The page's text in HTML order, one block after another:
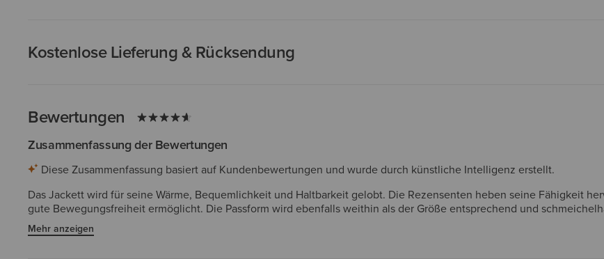
Kostenlose Lieferung & Rücksendung
Bewertungen
Zusammenfassung der Bewertungen
Diese Zusammenfassung basiert auf Kundenbewertungen und wurde durch künstliche Intelligenz erstellt.
Das Jackett wird für seine Wärme, Bequemlichkeit und Haltbarkeit gelobt. Die Rezensenten heben seine Fähigkeit
gute Bewegungsfreiheit ermöglicht. Die Passform wird ebenfalls weithin als der Größe entsprechend und
zum Layering als auch für den Büro- und Freizeitbereich geeignet. Sie ist wasserabweisend und kann rauen Outdoor-
durchdachten Designdetails. Während einige anmerken, dass sie bei extrem kaltem Wetter ohne zusätzliche Lagen
Mehr anzeigen